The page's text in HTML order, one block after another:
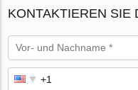
KONTAKTIEREN SIE